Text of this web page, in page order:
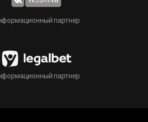
партнер
партнер